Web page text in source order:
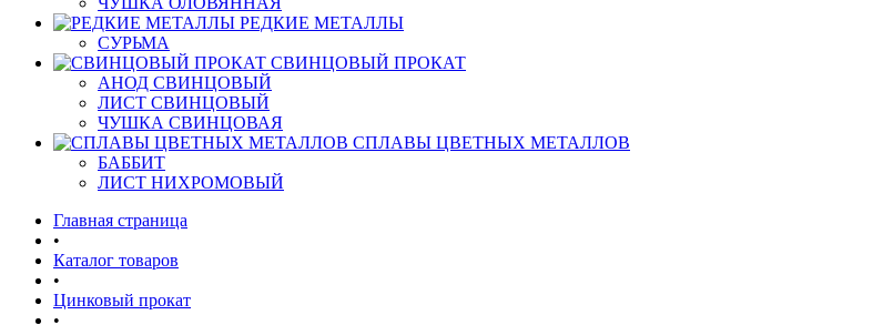
РЕДКИЕ МЕТАЛЛЫ
СУРЬМА
СВИНЦОВЫЙ ПРОКАТ
АНОД СВИНЦОВЫЙ
ЛИСТ СВИНЦОВЫЙ
ЧУШКА СВИНЦОВАЯ
СПЛАВЫ ЦВЕТНЫХ МЕТАЛЛОВ
БАББИТ
ЛИСТ НИХРОМОВЫЙ
Главная страница
•
Каталог товаров
•
Цинковый прокат
•